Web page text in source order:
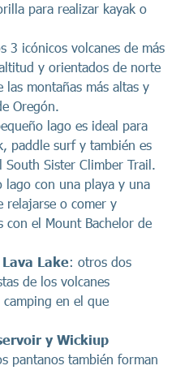
para realizar kayak o
3 icónicos volcanes de más
y orientados de norte
las montañas más altas y
Oregón.
lago es ideal para
paddle surf y también es
South Sister Climber Trail.
lago con una playa y una
relajarse o comer y
con el Mount Bachelor de
Lake: otros dos
de los volcanes
en el que
y Wickiup
pantanos también forman